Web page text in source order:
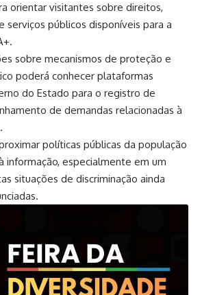
orientar visitantes sobre direitos,
serviços públicos disponíveis para a
sobre mecanismos de proteção e
poderá conhecer plataformas
do Estado para o registro de
de demandas relacionadas à
políticas públicas da população
informação, especialmente em um
situações de discriminação ainda